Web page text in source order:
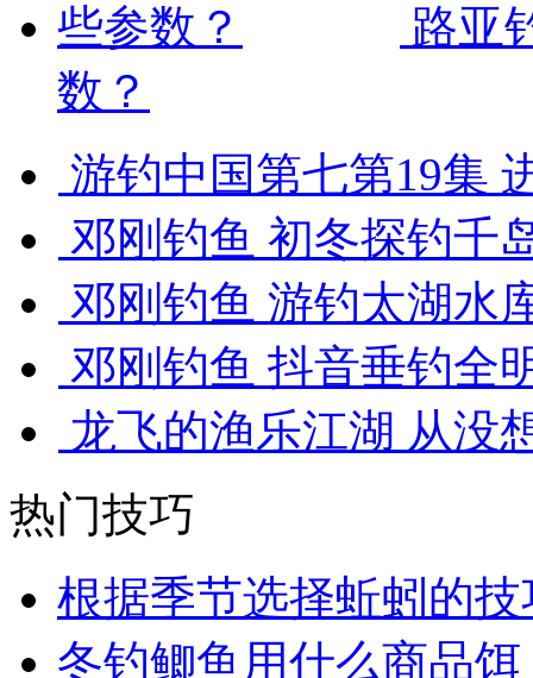
路亚
数？
游钓中国第七第19集
邓刚钓鱼 初冬探钓千
邓刚钓鱼 游钓太湖水
邓刚钓鱼 抖音垂钓全
龙飞的渔乐江湖 从没
热门技巧
根据季节选择蚯蚓的
冬钓鲫鱼用什么商品